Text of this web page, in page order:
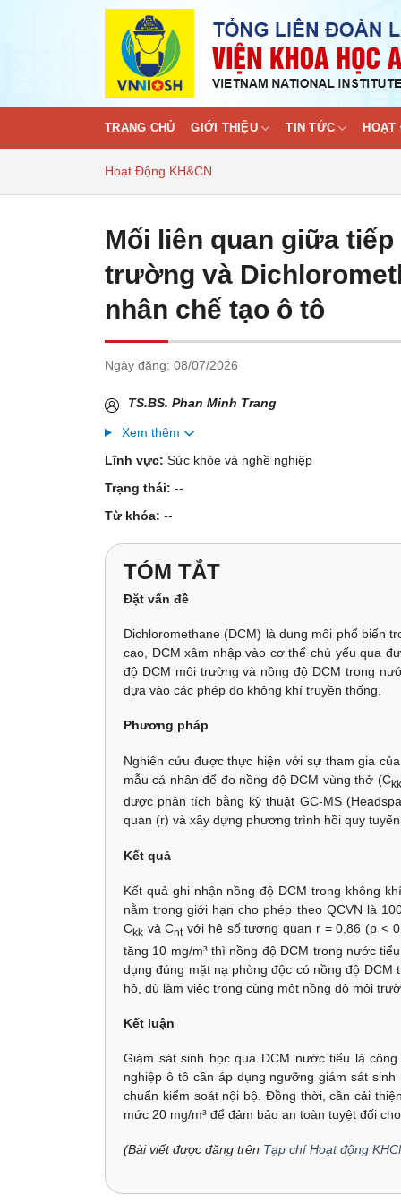
TRANG CHỦ GIỚI THIỆU TIN TỨC HOẠT
Hoạt Động KH&CN
Mối liên quan giữa
trường và
nhân chế tạo ô tô
Ngày đăng: 08/07/2026
TS.BS. Phan Minh Trang
Xem thêm
Lĩnh vực: Sức khỏe và nghề nghiệp
Trạng thái: --
Từ khóa: --
TÓM TẮT
Đặt vấn đề
Dichloromethane (DCM) là dung môi phổ biến
cao, DCM xâm nhập vào cơ thể chủ yếu qua
độ DCM môi trường và nồng độ DCM trong
dựa vào các phép đo không khí truyền thống.
Phương pháp
Nghiên cứu được thực hiện với sự tham gia
mẫu cá nhân để đo nồng độ DCM vùng thở (Ckk
được phân tích bằng kỹ thuật GC-MS
quan (r) và xây dựng phương trình hồi quy
Kết quả
Kết quả ghi nhận nồng độ DCM trong không
nằm trong giới hạn cho phép theo QCVN là
Ckk vàCntvới hệ số tương quan r = 0,86 (p <
tăng 10 mg/m³ thì nồng độ DCM trong nước
dụng đúng mặt nạ phòng độc có nồng độ
hộ, dù làm việc trong cùng một nồng độ môi
Kết luận
Giám sát sinh học qua DCM nước tiểu là
nghiệp ô tô cần áp dụng ngưỡng giám sát
chuẩn kiểm soát nội bộ. Đồng thời, cần cải
mức 20 mg/m³ để đảm bảo an toàn tuyệt đối
(Bài viết được đăng trên Tạp chí Hoạt động